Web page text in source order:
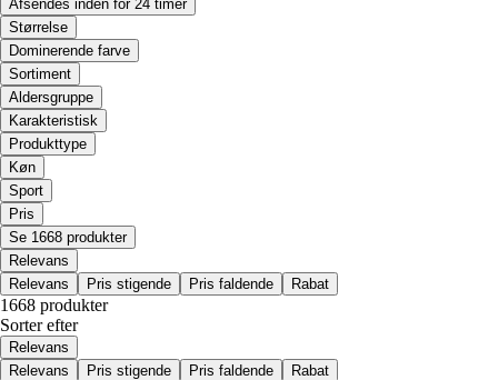
Afsendes inden for 24 timer
Størrelse
Dominerende farve
Sortiment
Aldersgruppe
Karakteristisk
Produkttype
Køn
Sport
Pris
Se 1668 produkter
Relevans
Relevans
Pris stigende Pris faldende Rabat
1668 produkter
Sorter efter
Relevans
Relevans
Pris stigende Pris faldende Rabat